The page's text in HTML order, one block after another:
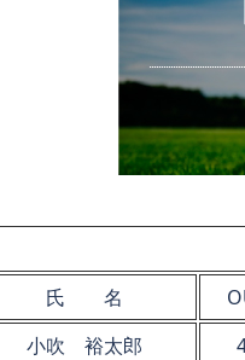
氏 名
小吹 裕太郎